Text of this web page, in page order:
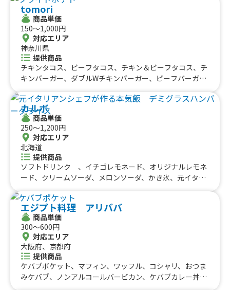
tomori
商品単価
150〜1,000円
対応エリア
神奈川県
提供商品
チキンタコス、ビーフタコス、チキン＆ビーフタコス、チ
キンバーガー、ダブルWチキンバーガー、ビーフバーガ
ダブルWチキン＆ビーフバーガー、肉厚ジューシー100%
ハンバーガー、肉厚ジューシー100% ダブルWハンバ
ーガー、肉厚ジューシー100% チーズバーガー、肉厚ジ
ューシー100% ダブルWチーズバーガー、王道のティン
ガ チキンライス、無敵のカルネアサダ ビーフライス、
肉厚ジューシー100% ハンバーグライス、欲張りセッ
ト 二種の盛り合わせ チキン＆ビーフライス、欲張りセ
ット 二種の盛り合わせ チキン＆ハンバーグライス、欲
ス、超贅沢！！ 三種の盛り合わせ チキン＆ビーフ＆ハ
ンバーグライス、単品 ライス、フライドポテト、tomor
iブレンドコーヒー、カフェラテ、チャイ、キャラメルラ
テ、チョコレートラテ、かき氷、かき氷（特別いちご）、
かき氷（ブルーハワイマンゴー）、かき氷（宇治金時抹
茶）
カルボ
商品単価
250〜1,200円
対応エリア
北海道
提供商品
ソフトドリンク 、イチゴレモネード、オリジナルレモネ
ード、クリームソーダ、メロンソーダ、かき氷、元イタリ
シェフが作る本気飯 ハンバーグカレー、元イタリアンシ
ェフが作る本気飯 チキンカレー、元イタリアンシェフが
作る本気飯 デミグラスハンバーグライス、炭焼 牛サガ
リ丼、炭焼 鶏塩丼、炭焼牛サガリステーキ串、炭焼ジャ
ンボジンギスカン串、炭焼ジャンボチキンステーキ串、元
イタリアンシェフが作る本気飯 三浦焼きそば、ベルギー
ワッフル イチゴバナナチョコホイップ、ベルギーワッフ
ル カスタード、ベルギーワッフル バナナチョコホイッ
エジプト料理 アリババ
商品単価
300〜600円
対応エリア
大阪府、京都府
提供商品
ケバブポケット、マフィン、ワッフル、コシャリ、おつま
みケバブ、ノンアルコールバービカン、ケバブカレー丼、